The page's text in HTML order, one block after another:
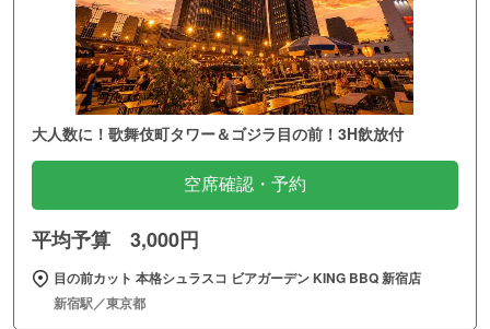
大人数に！歌舞伎町タワー＆ゴジラ目の前！3H飲放付
空席確認・予約
平均予算 3,000円
目の前カット 本格シュラスコ ビアガーデン KING BBQ 新宿店
新宿駅／東京都